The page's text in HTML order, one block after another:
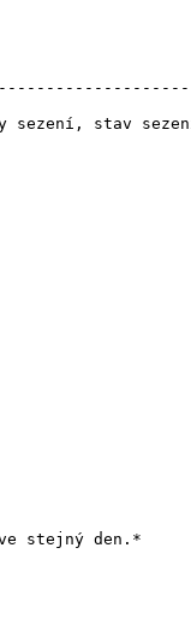
|
sezení, stav
stejný den.*